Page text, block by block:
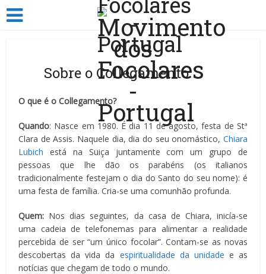
Sobre o Collegamento
O que é o Collegamento?
Quando: Nasce em 1980. É dia 11 de agosto, festa de Stª
Clara de Assis. Naquele dia, dia do seu onomástico, Chiara
Lubich está na Suiça juntamente com um grupo de
pessoas que lhe dão os parabéns (os italianos
tradicionalmente festejam o dia do Santo do seu nome): é
uma festa de família. Cria-se uma comunhão profunda.
Quem: Nos dias seguintes, da casa de Chiara, inicía-se
uma cadeia de telefonemas para alimentar a realidade
percebida de ser “um único focolar”. Contam-se as novas
descobertas da vida da espiritualidade da unidade e as
notícias que chegam de todo o mundo.